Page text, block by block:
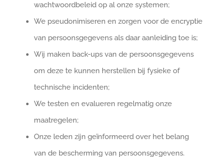
wachtwoordbeleid op al onze systemen;
We pseudonimiseren en zorgen voor de encryptie
van persoonsgegevens als daar aanleiding toe is;
Wij maken back-ups van de persoonsgegevens
om deze te kunnen herstellen bij fysieke of
technische incidenten;
We testen en evalueren regelmatig onze
maatregelen;
Onze leden zijn geïnformeerd over het belang
van de bescherming van persoonsgegevens.